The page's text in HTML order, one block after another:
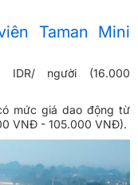
Taman Mini
người (16.000
mức giá dao động từ
VNĐ - 105.000 VNĐ).